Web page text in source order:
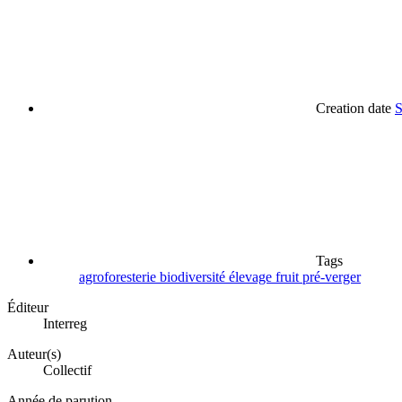
Creation date
Tags
agroforesterie biodiversité élevage fruit pré-verger
Éditeur
Interreg
Auteur(s)
Collectif